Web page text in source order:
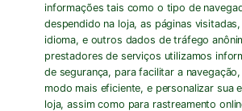
informações tais como o tipo de
despendido na loja, as páginas
idioma, e outros dados de tráfego
prestadores de serviços utilizamos
de segurança, para facilitar a
modo mais eficiente, e personalizar sua
loja, assim como para rastreamento